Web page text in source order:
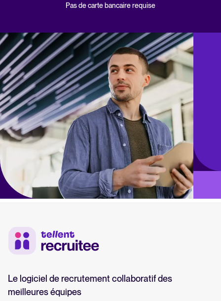
Pas de carte bancaire requise
Le logiciel de recrutement collaboratif des
meilleures équipes